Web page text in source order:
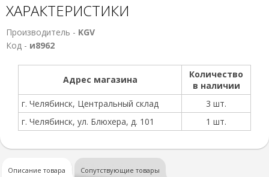
ХАРАКТЕРИСТИКИ
Производитель - KGV
Код - и8962
Адрес магазина
Количество
в наличии
г. Челябинск, Центральный склад
3 шт.
г. Челябинск, ул. Блюхера, д. 101
1 шт.
Описание товара Сопутствующие товары